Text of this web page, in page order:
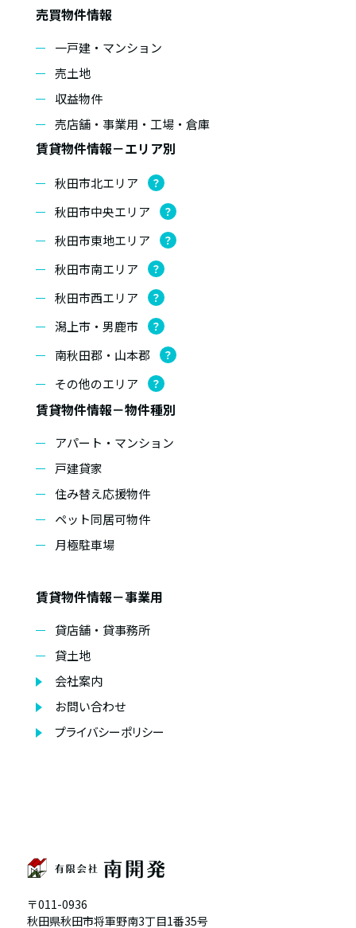
売買物件情報
一戸建・マンション
売土地
収益物件
売店舗・事業用・工場・倉庫
賃貸物件情報－エリア別
秋田市北エリア ？
秋田市中央エリア ？
秋田市東地エリア ？
秋田市南エリア ？
秋田市西エリア ？
潟上市・男鹿市 ？
南秋田郡・山本郡 ？
その他のエリア ？
賃貸物件情報－物件種別
アパート・マンション
戸建貸家
住み替え応援物件
ペット同居可物件
月極駐車場
賃貸物件情報－事業用
貸店舗・貸事務所
貸土地
会社案内
お問い合わせ
プライバシーポリシー
〒011-0936
秋田県秋田市将軍野南3丁目1番35号